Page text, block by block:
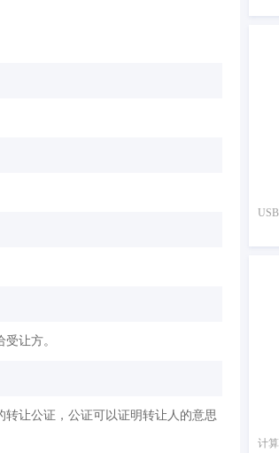
让方。
让公证，公证可以证明转让人的意思